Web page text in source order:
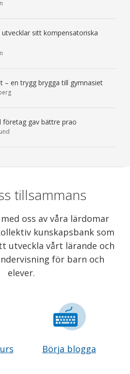
utvecklar sitt kompensatoriska
– en trygg brygga till gymnasiet
företag gav bättre prao
tillsammans
oss av våra lärdomar
kunskapsbank som
utveckla vårt lärande och
för barn och
elever.
Börja blogga